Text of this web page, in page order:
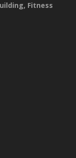
Fitness